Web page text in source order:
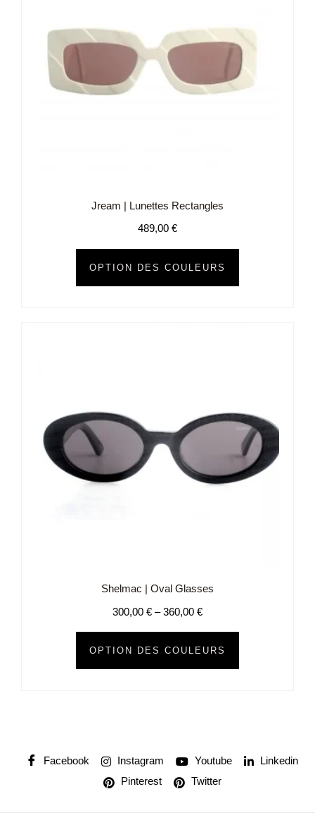
Jream | Lunettes Rectangles
489,00 €
OPTION DES COULEURS
Shelmac | Oval Glasses
300,00 € – 360,00 €
OPTION DES COULEURS
Facebook Instagram Youtube
Linkedin
Pinterest
Twitter